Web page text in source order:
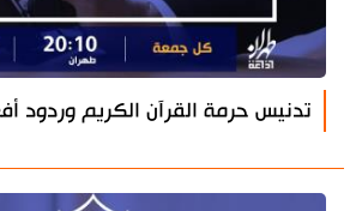
تدنيس حرمة القرآن الكريم وردود